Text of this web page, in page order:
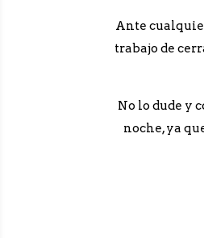
Ante
trabajo de
No lo dude y
noche, ya